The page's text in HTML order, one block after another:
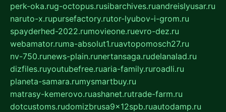
perk-oka.rug-octopus.rusibarchives.ruandreislyusar.ru
naruto-x.rupursefactory.rutor-lyubov-i-grom.ru
spayderhed-2022.rumovieone.ruevro-dez.ru
webamator.ruma-absolut1.ruavtopomosch27.ru
nv-750.runews-plain.runertansaga.rudelanalad.ru
dizfiles.ruyoutubefree.ruaria-family.ruroadli.ru
planeta-samara.rumysmartbuy.ru
matrasy-kemerovo.ruashanet.rutrade-farm.ru
dotcustoms.rudomizbrusa9x12spb.ruautodamp.ru